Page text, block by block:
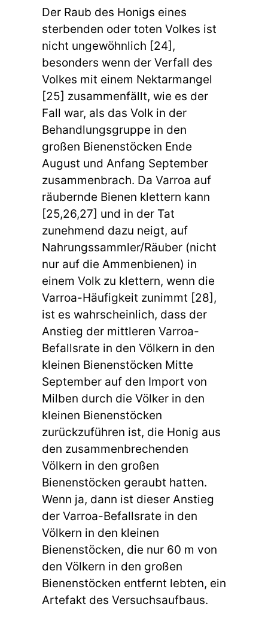
Der Raub des Honigs eines
sterbenden oder toten Volkes ist
nicht ungewöhnlich [24],
besonders wenn der Verfall des
Volkes mit einem Nektarmangel
[25] zusammenfällt, wie es der
Fall war, als das Volk in der
Behandlungsgruppe in den
großen Bienenstöcken Ende
August und Anfang September
zusammenbrach. Da Varroa auf
räubernde Bienen klettern kann
[25,26,27] und in der Tat
zunehmend dazu neigt, auf
Nahrungssammler/Räuber (nicht
nur auf die Ammenbienen) in
einem Volk zu klettern, wenn die
Varroa-Häufigkeit zunimmt [28],
ist es wahrscheinlich, dass der
Anstieg der mittleren Varroa-
Befallsrate in den Völkern in den
kleinen Bienenstöcken Mitte
September auf den Import von
Milben durch die Völker in den
kleinen Bienenstöcken
zurückzuführen ist, die Honig aus
den zusammenbrechenden
Völkern in den großen
Bienenstöcken geraubt hatten.
Wenn ja, dann ist dieser Anstieg
der Varroa-Befallsrate in den
Völkern in den kleinen
Bienenstöcken, die nur 60 m von
den Völkern in den großen
Bienenstöcken entfernt lebten, ein
Artefakt des Versuchsaufbaus.